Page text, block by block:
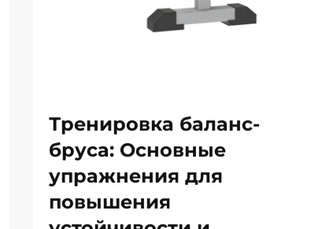
Тренировка баланс-
бруса: Основные
упражнения для
повышения